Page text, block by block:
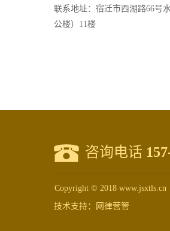
联系地址：宿迁市西湖路66号
公楼）11楼
咨询电话
Copyright © 2018 www.jsxtls.cn
技术支持：
网律营管